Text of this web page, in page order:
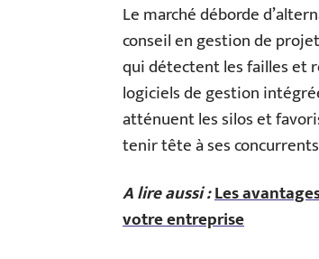
Le marché déborde
conseil en gestion de
qui détectent les failles et
logiciels de gestion
atténuent les silos et
tenir tête à ses
A lire aussi :Les
votre entreprise